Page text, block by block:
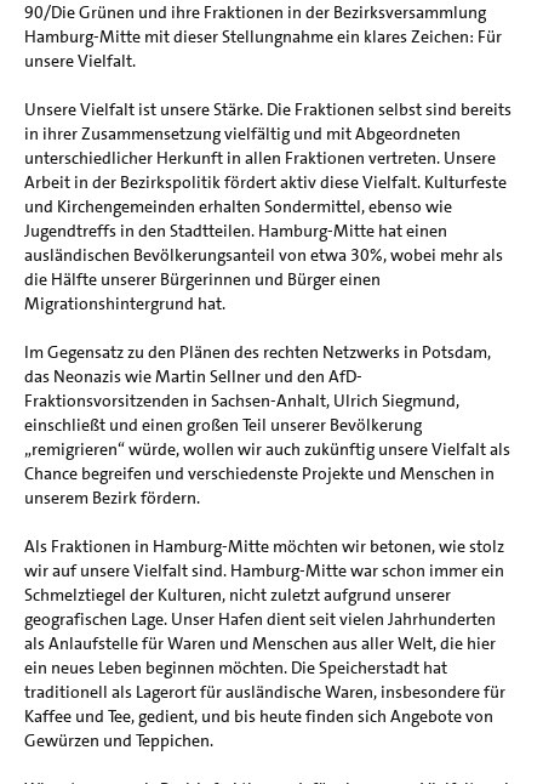
90/Die Grünen und ihre Fraktionen in der Bezirksversammlung
Hamburg-Mitte mit dieser Stellungnahme ein klares Zeichen: Für
unsere Vielfalt.
Unsere Vielfalt ist unsere Stärke. Die Fraktionen selbst sind bereits
in ihrer Zusammensetzung vielfältig und mit Abgeordneten
unterschiedlicher Herkunft in allen Fraktionen vertreten. Unsere
Arbeit in der Bezirkspolitik fördert aktiv diese Vielfalt. Kulturfeste
und Kirchengemeinden erhalten Sondermittel, ebenso wie
Jugendtreffs in den Stadtteilen. Hamburg-Mitte hat einen
ausländischen Bevölkerungsanteil von etwa 30%, wobei mehr als
die Hälfte unserer Bürgerinnen und Bürger einen
Migrationshintergrund hat.
Im Gegensatz zu den Plänen des rechten Netzwerks in Potsdam,
das Neonazis wie Martin Sellner und den AfD-
Fraktionsvorsitzenden in Sachsen-Anhalt, Ulrich Siegmund,
einschließt und einen großen Teil unserer Bevölkerung
„remigrieren“ würde, wollen wir auch zukünftig unsere Vielfalt als
Chance begreifen und verschiedenste Projekte und Menschen in
unserem Bezirk fördern.
Als Fraktionen in Hamburg-Mitte möchten wir betonen, wie stolz
wir auf unsere Vielfalt sind. Hamburg-Mitte war schon immer ein
Schmelztiegel der Kulturen, nicht zuletzt aufgrund unserer
geografischen Lage. Unser Hafen dient seit vielen Jahrhunderten
als Anlaufstelle für Waren und Menschen aus aller Welt, die hier
ein neues Leben beginnen möchten. Die Speicherstadt hat
traditionell als Lagerort für ausländische Waren, insbesondere für
Kaffee und Tee, gedient, und bis heute finden sich Angebote von
Gewürzen und Teppichen.